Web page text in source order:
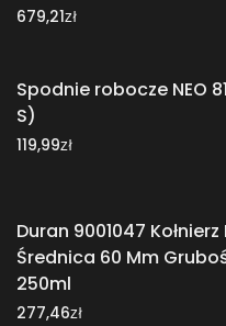
679,21zł
Spodnie robocze NEO
S)
119,99zł
Duran 9001047
Średnica 60 Mm
250ml
277,46zł